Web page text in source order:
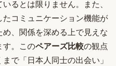
るとは限りません。また、
コミュニケーション機能が
、関係を深める上で見えな
す。このペアーズ比較の観点
で「日本人同士の出会い」